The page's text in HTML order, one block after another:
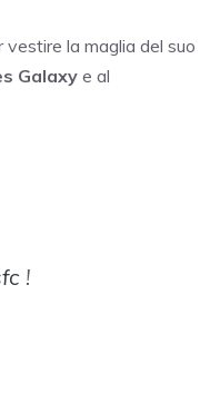
la maglia del suo
Galaxy e al
!